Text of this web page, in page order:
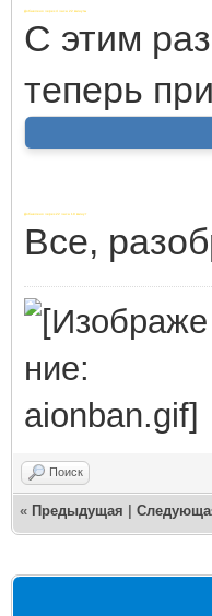
Добавлено через 4 часа 22 минуты
С этим
теперь
Добавлено через 22 часа 19 минут
Все,
Поиск
« Предыдущая